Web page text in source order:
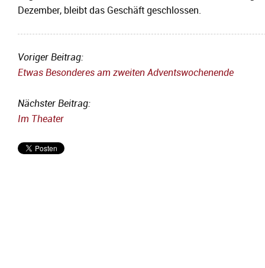
Dezember, bleibt das Geschäft geschlossen.
Voriger Beitrag:
Etwas Besonderes am zweiten Adventswochenende
Nächster Beitrag:
Im Theater